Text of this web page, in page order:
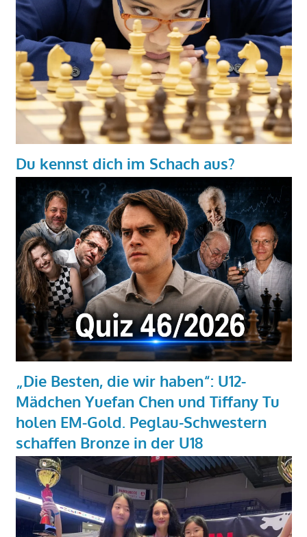
Du kennst dich im Schach aus?
„Die Besten, die wir haben“: U12-
Mädchen Yuefan Chen und Tiffany Tu
holen EM-Gold. Peglau-Schwestern
schaffen Bronze in der U18